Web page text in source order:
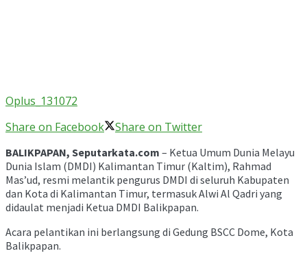
Oplus_131072
Share on Facebook
Share on Twitter
BALIKPAPAN, Seputarkata.com – Ketua Umum Dunia Melayu
Dunia Islam (DMDI) Kalimantan Timur (Kaltim), Rahmad
Mas’ud, resmi melantik pengurus DMDI di seluruh Kabupaten
dan Kota di Kalimantan Timur, termasuk Alwi Al Qadri yang
didaulat menjadi Ketua DMDI Balikpapan.
Acara pelantikan ini berlangsung di Gedung BSCC Dome, Kota
Balikpapan.